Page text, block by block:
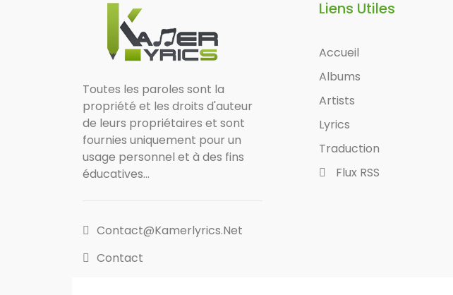
Toutes les paroles sont la
propriété et les droits d'auteur
de leurs propriétaires et sont
fournies uniquement pour un
usage personnel et à des fins
éducatives...
Contact@kamerlyrics.net
Contact
Liens Utiles
Accueil
Albums
Artists
Lyrics
Traduction
Flux RSS